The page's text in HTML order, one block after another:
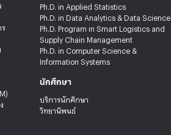
ร
Ph.D. in Applied Statistics
Ph.D. in Data Analytics & Data Science
Ph.D. Program in Smart Logistics and
Supply Chain Management
Ph.D. in Computer Science &
Information Systems
นักศึกษา
บริการนักศึกษา
วิทยานิพนธ์